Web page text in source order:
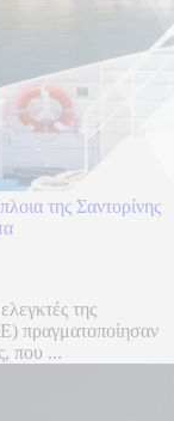
της Σαντορίνης
της
πραγματοποίησαν
που ...